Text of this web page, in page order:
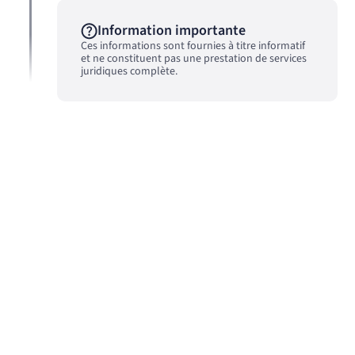
Information importante
Ces informations sont fournies à titre informatif
et ne constituent pas une prestation de services
juridiques complète.